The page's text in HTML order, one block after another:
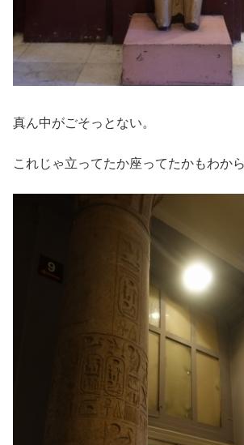
真ん中がごそっとない。
これじゃ立ってたか座ってたかもわか